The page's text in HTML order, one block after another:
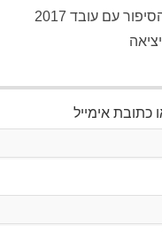
עם עובד 2017
אימייל